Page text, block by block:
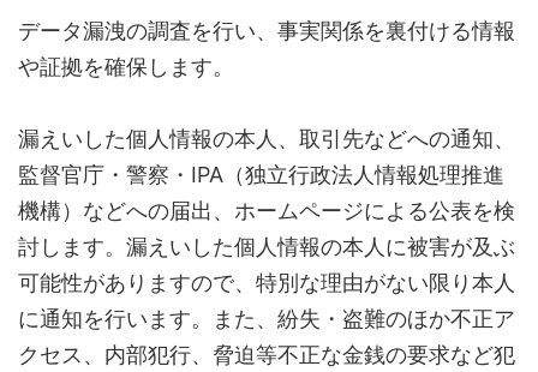
データ漏洩の調査を行い、事実関係を裏付ける情報
や証拠を確保します。
漏えいした個人情報の本人、取引先などへの通知、
監督官庁・警察・IPA（独立行政法人情報処理推進
機構）などへの届出、ホームページによる公表を検
討します。漏えいした個人情報の本人に被害が及ぶ
可能性がありますので、特別な理由がない限り本人
に通知を行います。また、紛失・盗難のほか不正ア
クセス、内部犯行、脅迫等不正な金銭の要求など犯